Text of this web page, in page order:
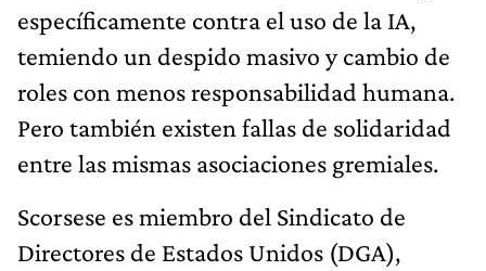
específicamente contra el uso de la IA,
temiendo un despido masivo y cambio de
roles con menos responsabilidad humana.
Pero también existen fallas de solidaridad
entre las mismas asociaciones gremiales.
Scorsese es miembro del Sindicato de
Directores de Estados Unidos (DGA),